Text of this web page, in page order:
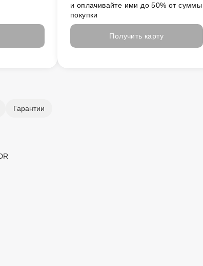
и оплачивайте ими до 50% от суммы
покупки
Получить карту
Гарантии